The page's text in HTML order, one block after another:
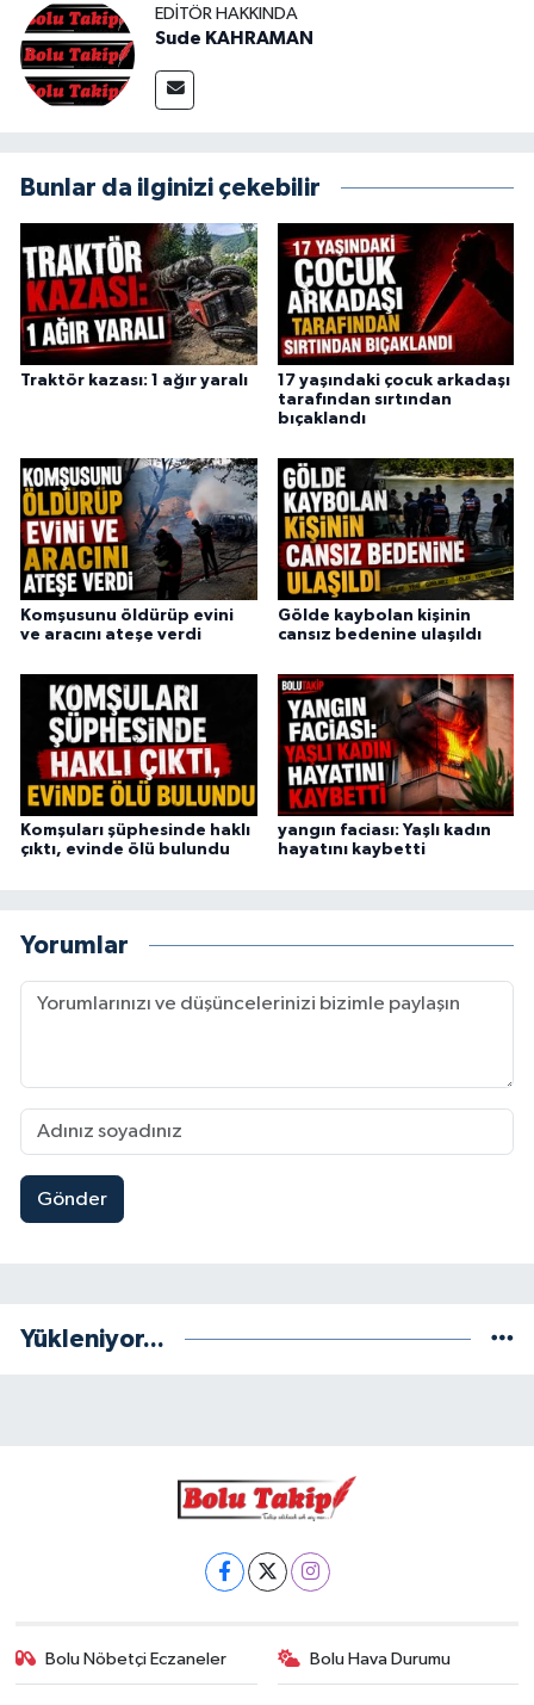
EDITÖR HAKKINDA
Sude KAHRAMAN
Bunlar da ilginizi çekebilir
Traktör kazası: 1 ağır yaralı
17 yaşındaki çocuk arkadaşı
tarafından sırtından
bıçaklandı
Komşusunu öldürüp evini
ve aracını ateşe verdi
Gölde kaybolan kişinin
cansız bedenine ulaşıldı
Komşuları şüphesinde haklı
çıktı, evinde ölü bulundu
yangın faciası: Yaşlı kadın
hayatını kaybetti
Yorumlar
Gönder
Yükleniyor...
Bolu Nöbetçi Eczaneler Bolu Hava Durumu